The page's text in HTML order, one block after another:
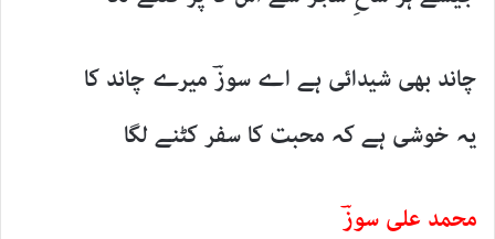
چاند بھی شیدائی ہے اے سوزؔ میرے چاند کا
یہ خوشی ہے کہ محبت کا سفر کٹنے لگا
محمد علی سوزؔ